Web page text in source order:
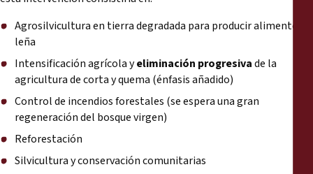
Agrosilvicultura en tierra degradada para producir alimentos y
leña
Intensificación agrícola yeliminación progresivade la
agricultura de corta y quema (énfasis añadido)
Control de incendios forestales (se espera una gran
regeneración del bosque virgen)
Reforestación
Silvicultura y conservación comunitarias